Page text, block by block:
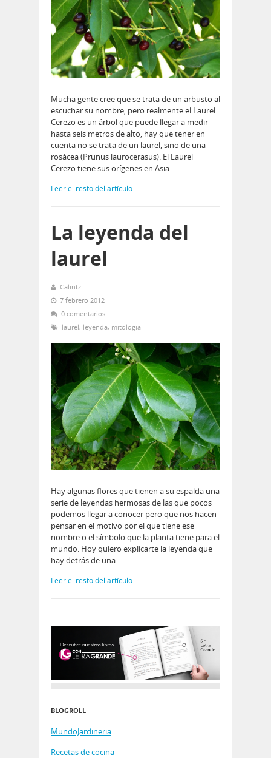
Mucha gente cree que se trata de un arbusto al
escuchar su nombre, pero realmente el Laurel
Cerezo es un árbol que puede llegar a medir
hasta seis metros de alto, hay que tener en
cuenta no se trata de un laurel, sino de una
rosácea (Prunus laurocerasus). El Laurel
Cerezo tiene sus orígenes en Asia…
Leer el resto del artículo
La leyenda del
laurel
Calintz
7 febrero 2012
0 comentarios
laurel, leyenda, mitología
Hay algunas flores que tienen a su espalda una
serie de leyendas hermosas de las que pocos
podemos llegar a conocer pero que nos hacen
pensar en el motivo por el que tiene ese
nombre o el símbolo que la planta tiene para el
mundo. Hoy quiero explicarte la leyenda que
hay detrás de una…
Leer el resto del artículo
BLOGROLL
MundoJardineria
Recetas de cocina